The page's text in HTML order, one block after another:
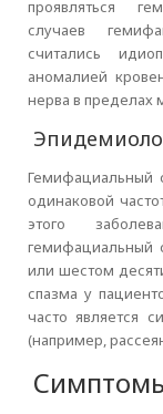
проявляться
случаев
считались
аномалией
нерва в пределах
Гемифациальный
одинаковой
этого
гемифациальный
или шестом
спазма у
часто является
(например,